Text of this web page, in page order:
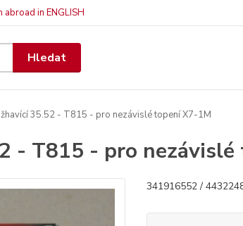
abroad in ENGLISH
Hledat
žhavící 35.52 - T815 - pro nezávislé topení X7-1M
- T815 - pro
341916552 /